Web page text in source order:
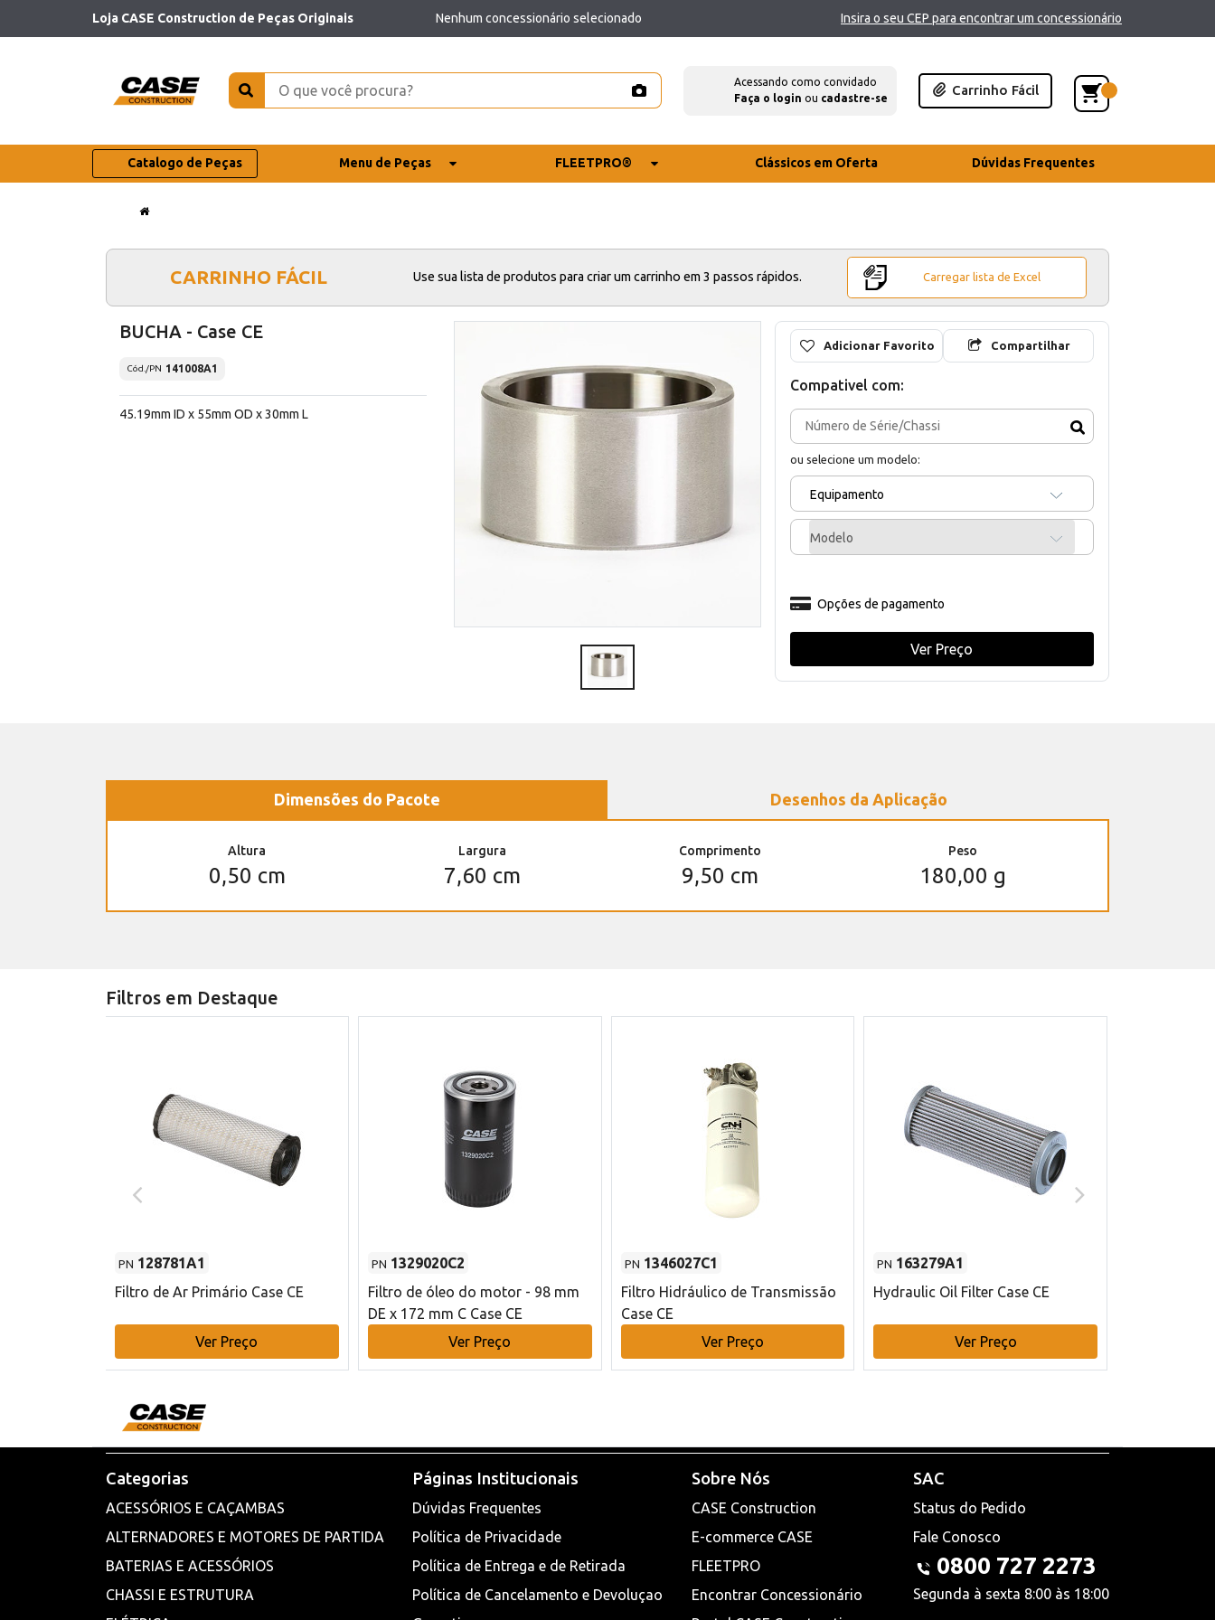
Loja CASE Construction de Peças Originais Nenhum concessionário selecionado Insira o seu CEP para encontrar um concessionário
Acessando como convidado
Faça o login ou cadastre-se
Carrinho Fácil
Catalogo de Peças Menu de Peças FLEETPRO® Clássicos em Oferta Dúvidas Frequentes
CARRINHO FÁCIL Use sua lista de produtos para criar um carrinho em 3 passos rápidos. Carregar lista de Excel
BUCHA - Case CE
Cód./PN 141008A1
45.19mm ID x 55mm OD x 30mm L
Adicionar Favorito Compartilhar
Compativel com:
ou selecione um modelo:
Equipamento
Modelo
Opções de pagamento
Ver Preço
Dimensões do Pacote Desenhos da Aplicação
Altura
0,50 cm
Largura
7,60 cm
Comprimento
9,50 cm
Peso
180,00 g
Filtros em Destaque
PN 128781A1
Filtro de Ar Primário Case CE
Ver Preço
PN 1329020C2
Filtro de óleo do motor - 98 mm
DE x 172 mm C Case CE
Ver Preço
PN 1346027C1
Filtro Hidráulico de Transmissão
Case CE
Ver Preço
PN 163279A1
Hydraulic Oil Filter Case CE
Ver Preço
Categorias
ACESSÓRIOS E CAÇAMBAS
ALTERNADORES E MOTORES DE PARTIDA
BATERIAS E ACESSÓRIOS
CHASSI E ESTRUTURA
Páginas Institucionais
Dúvidas Frequentes
Política de Privacidade
Política de Entrega e de Retirada
Política de Cancelamento e Devoluçao
Sobre Nós
CASE Construction
E-commerce CASE
FLEETPRO
Encontrar Concessionário
SAC
Status do Pedido
Fale Conosco
0800 727 2273
Segunda à sexta 8:00 às 18:00